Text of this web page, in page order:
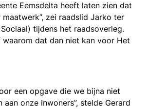
Eemsdelta heeft laten zien dat
zei raadslid Jarko ter
tijdens het raadsoverleg.
dat dan niet kan voor Het
een opgave die we bijna niet
aan onze inwoners”, stelde Gerard